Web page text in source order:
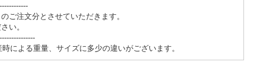
ご注文分とさせていただきます。
い。
による重量、サイズに多少の違いがございます。